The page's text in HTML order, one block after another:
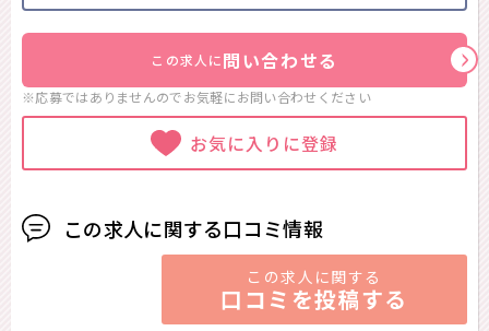
この求人に問い合わせる
※応募ではありませんのでお気軽にお問い合わせください
お気に入りに登録
この求人に関する口コミ情報
この求人に関する
口コミを投稿する